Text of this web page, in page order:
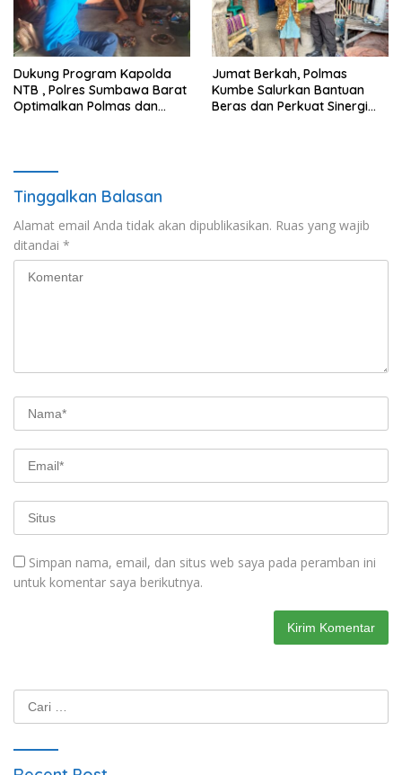
Dukung Program Kapolda
NTB , Polres Sumbawa Barat
Optimalkan Polmas dan
Jumat Berkah, Polmas
Kumbe Salurkan Bantuan
Beras dan Perkuat Sinergi
Tinggalkan Balasan
Alamat email Anda tidak akan dipublikasikan. Ruas yang wajib
ditandai *
Simpan nama, email, dan situs web saya pada peramban ini
untuk komentar saya berikutnya.
Cari
untuk: